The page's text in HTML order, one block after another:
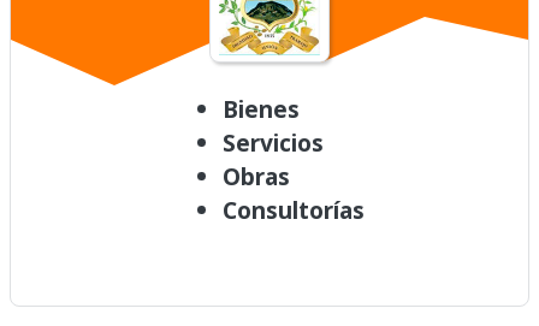
Bienes
Servicios
Obras
Consultorías